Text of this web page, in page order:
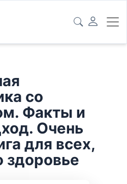
со
Факты и
Очень
для всех,
здоровье